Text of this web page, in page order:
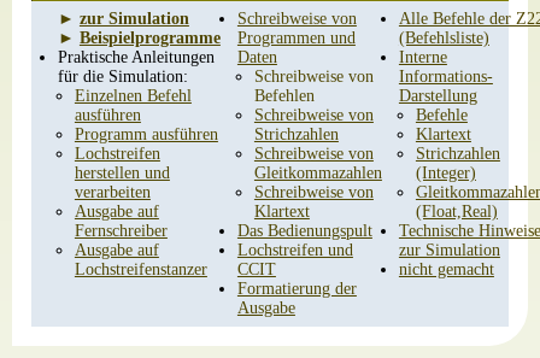
► zur Simulation
► Beispielprogramme
Praktische Anleitungen
für die Simulation:
Einzelnen Befehl
ausführen
Programm ausführen
Lochstreifen
herstellen und
verarbeiten
Ausgabe auf
Fernschreiber
Ausgabe auf
Lochstreifenstanzer
Schreibweise von
Programmen und
Daten
Schreibweise von
Befehlen
Schreibweise von
Strichzahlen
Schreibweise von
Gleitkommazahlen
Schreibweise von
Klartext
Das Bedienungspult
Lochstreifen und
CCIT
Formatierung der
Ausgabe
Alle Befehle der
(Befehlsliste)
Interne
Informations-
Darstellung
Befehle
Klartext
Strichzahlen
(Integer)
(Float,Real)
Technische Hinweise
zur Simulation
nicht gemacht